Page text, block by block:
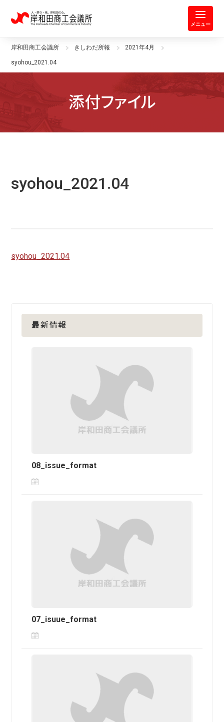
岸和田商工会議所 | 人・祭り・城。
メニュー
岸和田商工会議所 きしわだ所報 2021年4月
syohou_2021.04
添付ファイル
syohou_2021.04
syohou_2021.04
最新情報
08_issue_format
07_isuue_format